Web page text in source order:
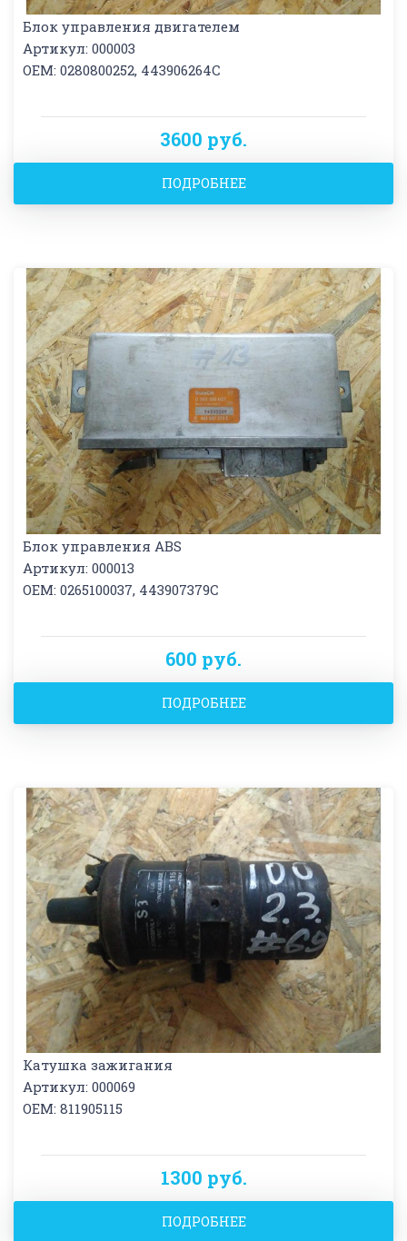
Блок управления двигателем
Артикул: 000003
OEM: 0280800252, 443906264C
3600 руб.
ПОДРОБНЕЕ
Блок управления ABS
Артикул: 000013
OEM: 0265100037, 443907379C
600 руб.
ПОДРОБНЕЕ
Катушка зажигания
Артикул: 000069
OEM: 811905115
1300 руб.
ПОДРОБНЕЕ